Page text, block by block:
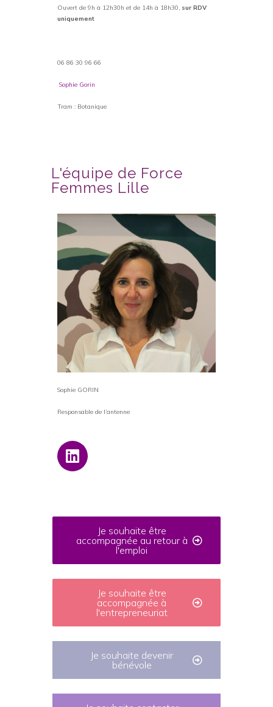
Ouvert de 9h à 12h30h et de 14h à 18h30, sur RDV
uniquement
06 86 30 96 66
Sophie Gorin
Tram : Botanique
L'équipe de Force
Femmes Lille
Sophie GORIN
Responsable de l’antenne
Je souhaite être
accompagnée au retour à
l'emploi
Je souhaite être
accompagnée à
l'entrepreneuriat
Je souhaite devenir
bénévole